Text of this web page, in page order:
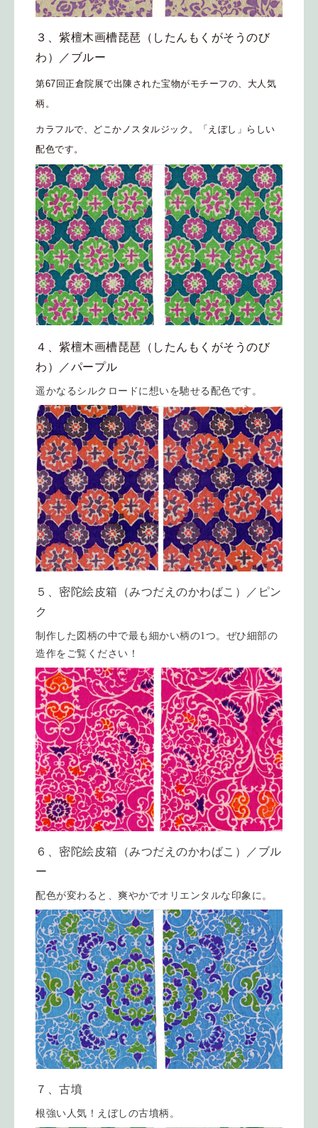
３、紫檀木画槽琵琶（したんもくがそうのび
わ）／ブルー
第67回正倉院展で出陳された宝物がモチーフの、大人気
柄。
カラフルで、どこかノスタルジック。「えぼし」らしい
配色です。
４、紫檀木画槽琵琶（したんもくがそうのび
わ）／パープル
遥かなるシルクロードに想いを馳せる配色です。
５、密陀絵皮箱（みつだえのかわばこ）／ピン
ク
制作した図柄の中で最も細かい柄の1つ。ぜひ細部の
造作をご覧ください！
６、密陀絵皮箱（みつだえのかわばこ）／ブル
ー
配色が変わると、爽やかでオリエンタルな印象に。
７、古墳
根強い人気！えぼしの古墳柄。